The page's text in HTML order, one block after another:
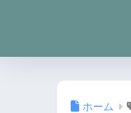
ホーム